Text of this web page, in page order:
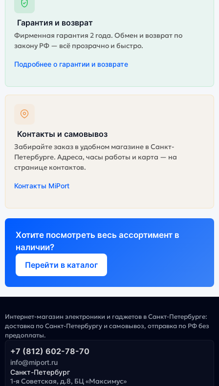
Гарантия и возврат
Фирменная гарантия 2 года. Обмен и возврат по
закону РФ — всё прозрачно и быстро.
Подробнее о гарантии и возврате
Контакты и самовывоз
Забирайте заказ в удобном магазине в Санкт-
Петербурге. Адреса, часы работы и карта — на
странице контактов.
Контакты MiPort
Хотите посмотреть весь ассортимент в
наличии?
Перейти в каталог
Интернет-магазин электроники и гаджетов в Санкт-Петербурге:
доставка по Санкт-Петербургу и самовывоз, отправка по РФ без
предоплаты.
+7 (812) 602-78-70
info@miport.ru
Санкт-Петербург
1-я Советская, д.8, БЦ «Максимус»